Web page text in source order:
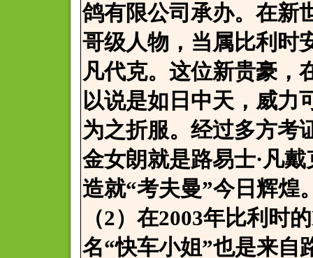
鸽有限公司承办。在新
哥级人物，当属比利时
凡代克。这位新贵豪，
以说是如日中天，威力
为之折服。经过多方考
金女朗就是路易士·凡
造就“考夫曼”今日辉煌
（2）在2003年比利时
名“快车小姐”也是来自